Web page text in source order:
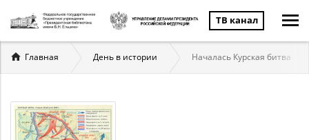
ТВ канал
Вы
здесь
Главная День в истории Началась Курская битва